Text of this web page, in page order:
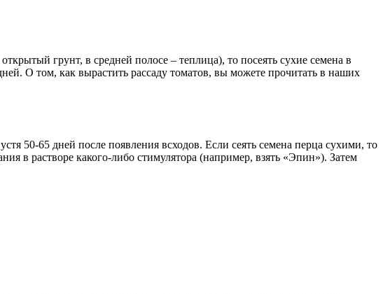
грунт, в средней полосе – теплица), то посеять сухие семена в
О том, как вырастить рассаду томатов, вы можете прочитать в наших
50-65 дней после появления всходов. Если сеять семена перца сухими, то
в растворе какого-либо стимулятора (например, взять «Эпин»). Затем